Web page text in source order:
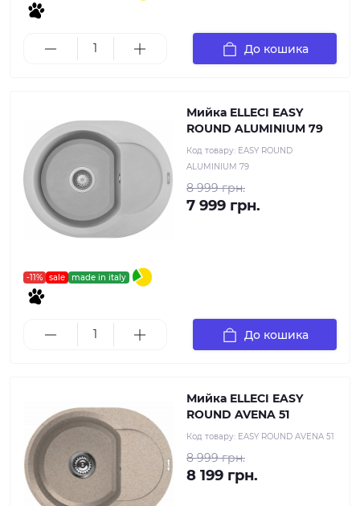
До кошика
-11% sale made in italy
Мийка ELLECI EASY
ROUND ALUMINIUM 79
Код товару: EASY ROUND
ALUMINIUM 79
8 999 грн.
7 999 грн.
До кошика
Мийка ELLECI EASY
ROUND AVENA 51
Код товару: EASY ROUND AVENA 51
8 999 грн.
8 199 грн.